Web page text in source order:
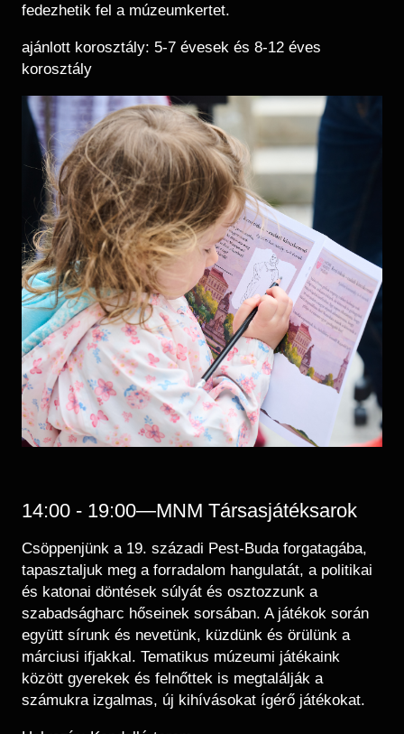
fedezhetik fel a múzeumkertet.
ajánlott korosztály: 5-7 évesek és 8-12 éves
korosztály
14:00 - 19:00—MNM Társasjátéksarok
Csöppenjünk a 19. századi Pest-Buda forgatagába,
tapasztaljuk meg a forradalom hangulatát, a politikai
és katonai döntések súlyát és osztozzunk a
szabadságharc hőseinek sorsában. A játékok során
együtt sírunk és nevetünk, küzdünk és örülünk a
márciusi ifjakkal. Tematikus múzeumi játékaink
között gyerekek és felnőttek is megtalálják a
számukra izgalmas, új kihívásokat ígérő játékokat.